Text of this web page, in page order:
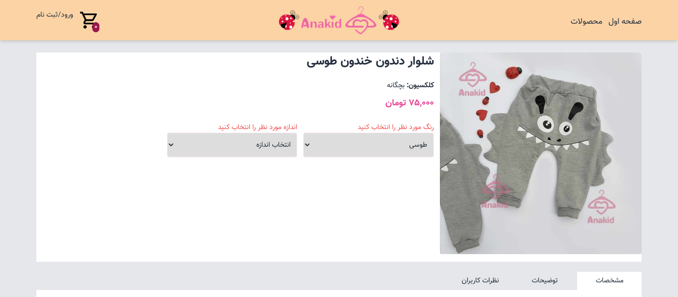
صفحه اول محصولات 0
ورود/ثبت نام
شلوار دندون خندون طوسی
کلکسیون: بچگانه
75,000 تومان
رنگ مورد نظر را انتخاب کنید اندازه مورد نظر را انتخاب کنید
مشخصات توضیحات نظرات کاربران